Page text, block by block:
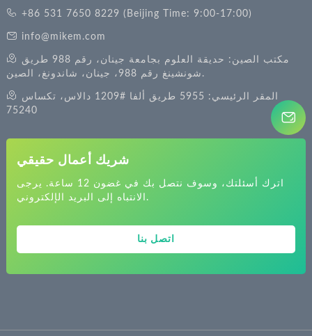
+86 531 7650 8229 (Beijing Time: 9:00-17:00)
info@mikem.com
شونشينغ رقم 988، جينان، شاندونغ، الصين.
75240
شريك أعمال حقيقي
اترك أسئلتك، وسوف نتصل بك في غضون 12 ساعة. يرجى
الانتباه إلى البريد الإلكتروني.
اتصل بنا